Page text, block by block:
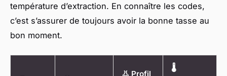
température d’extraction. En connaître les codes,
c’est s’assurer de toujours avoir la bonne tasse au
bon moment.
👃 Profil
🌡️